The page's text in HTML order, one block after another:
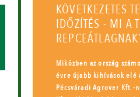
KÖVETKEZETES
IDŐZÍTÉS - MI A
Miközben az ország
évre újabb kihívások elé
Pécsváradi Agrover Kft.-